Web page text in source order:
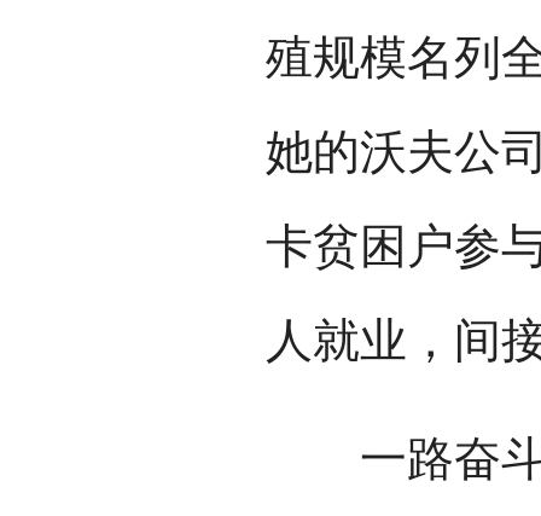
殖规模名列
她的沃夫公
卡贫困户参
人就业，间
一路奋斗